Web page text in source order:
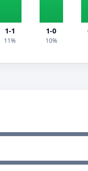
1-1
11%
1-0
10%